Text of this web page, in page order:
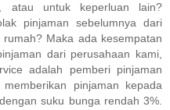
atau untuk keperluan lain?
pinjaman sebelumnya dari
Maka ada kesempatan
dari perusahaan kami,
adalah pemberi pinjaman
pinjaman kepada
suku bunga rendah 3%.